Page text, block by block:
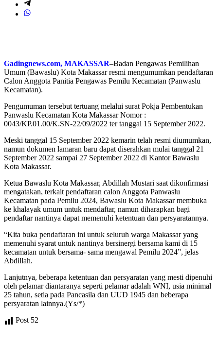
Gadingnews.com, MAKASSAR–Badan Pengawas Pemilihan
Umum (Bawaslu) Kota Makassar resmi mengumumkan pendaftaran
Calon Anggota Panitia Pengawas Pemilu Kecamatan (Panwaslu
Kecamatan).
Pengumuman tersebut tertuang melalui surat Pokja Pembentukan
Panwaslu Kecamatan Kota Makassar Nomor :
0043/KP.01.00/K.SN-22/09/2022 ter tanggal 15 September 2022.
Meski tanggal 15 September 2022 kemarin telah resmi diumumkan,
namun dokumen lamaran baru dapat diserahkan mulai tanggal 21
September 2022 sampai 27 September 2022 di Kantor Bawaslu
Kota Makassar.
Ketua Bawaslu Kota Makassar, Abdillah Mustari saat dikonfirmasi
mengatakan, terkait pendaftaran calon Anggota Panwaslu
Kecamatan pada Pemilu 2024, Bawaslu Kota Makassar membuka
ke khalayak umum untuk mendaftar, namun diharapkan bagi
pendaftar nantinya dapat memenuhi ketentuan dan persyaratannya.
“Kita buka pendaftaran ini untuk seluruh warga Makassar yang
memenuhi syarat untuk nantinya bersinergi bersama kami di 15
kecamatan untuk bersama- sama mengawal Pemilu 2024”, jelas
Abdillah.
Lanjutnya, beberapa ketentuan dan persyaratan yang mesti dipenuhi
oleh pelamar diantaranya seperti pelamar adalah WNI, usia minimal
25 tahun, setia pada Pancasila dan UUD 1945 dan beberapa
persyaratan lainnya.(Ys/*)
Post 52